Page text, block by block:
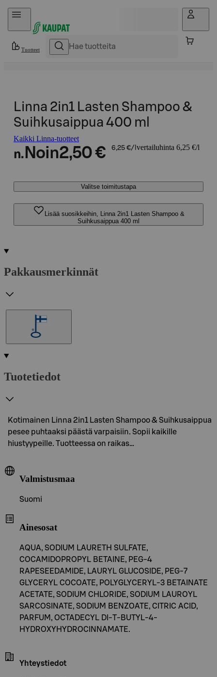
Hyppää sisältöön
Tuotteet
Linna 2in1 Lasten Shampoo &
Suihkusaippua 400 ml​
Kaikki Linna-tuotteet
n. Noin2,50 € 6,25 €/l vertailuhinta 6,25 €/l
Valitse toimitustapa
Lisää suosikkeihin, Linna 2in1 Lasten Shampoo &
Suihkusaippua 400 ml​
Pakkausmerkinnät
Tuotetiedot
Kotimainen Linna 2in1 Lasten Shampoo & Suihkusaippua
pesee puhtaaksi päästä varpaisiin. Sopii kaikille
hiustyypeille. Tuotteessa on raikas…
Valmistusmaa
Suomi
Ainesosat
AQUA, SODIUM LAURETH SULFATE,
COCAMIDOPROPYL BETAINE, PEG-4
RAPESEEDAMIDE, LAURYL GLUCOSIDE, PEG-7
GLYCERYL COCOATE, POLYGLYCERYL-3 BETAINATE
ACETATE, SODIUM CHLORIDE, SODIUM LAUROYL
SARCOSINATE, SODIUM BENZOATE, CITRIC ACID,
PARFUM, OCTADECYL DI-T-BUTYL-4-
HYDROXYHYDROCINNAMATE.
Yhteystiedot